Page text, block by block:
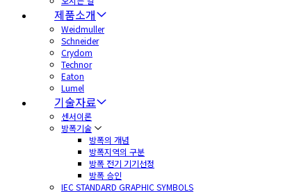
제품소개
Weidmuller
Schneider
Crydom
Technor
Eaton
Lumel
기술자료
센서이론
방폭기술
방폭의 개념
방폭지역의 구분
방폭 전기 기기선정
방폭 승인
IEC STANDARD GRAPHIC SYMBOLS